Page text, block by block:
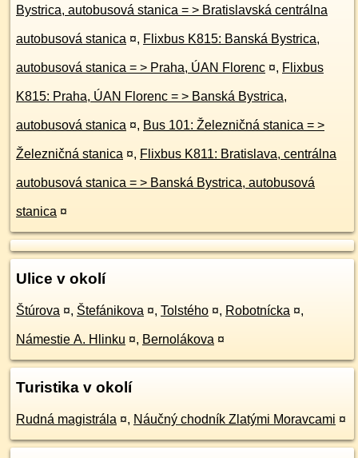
Bystrica, autobusová stanica = > Bratislavská centrálna
autobusová stanica ¤, Flixbus K815: Banská Bystrica,
autobusová stanica = > Praha, ÚAN Florenc ¤, Flixbus
K815: Praha, ÚAN Florenc = > Banská Bystrica,
autobusová stanica ¤, Bus 101: Železničná stanica = >
Železničná stanica ¤, Flixbus K811: Bratislava, centrálna
autobusová stanica = > Banská Bystrica, autobusová
stanica ¤
Ulice v okolí
Štúrova ¤, Štefánikova ¤, Tolstého ¤, Robotnícka ¤,
Námestie A. Hlinku ¤, Bernolákova ¤
Turistika v okolí
Rudná magistrála ¤, Náučný chodník Zlatými Moravcami ¤